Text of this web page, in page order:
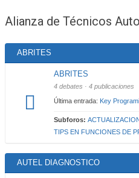
here:
Alianza de Técnicos
ABRITES
ABRITES
4 debates · 4 publicaciones
Última entrada: Key
Subforos:
TIPS EN FUNCIONES DE
AUTEL DIAGNOSTICO